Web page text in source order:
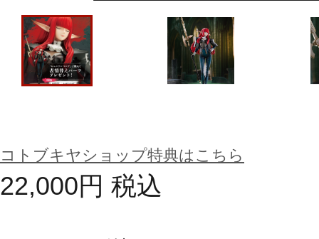
コトブキヤショップ特典はこちら
22,000円 税込